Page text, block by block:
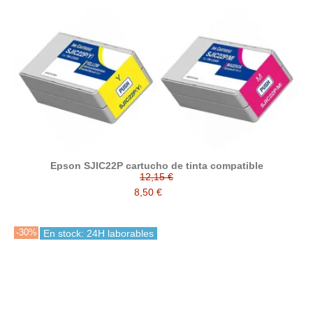
Epson SJIC22P cartucho de tinta compatible
12,15 €
8,50 €
-30% En stock: 24H laborables